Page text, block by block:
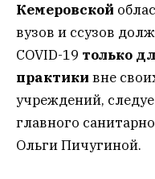
Кемеровской
вузов и ссузов
COVID-19 только
практики вне
учреждений,
главного
Ольги Пичугиной.